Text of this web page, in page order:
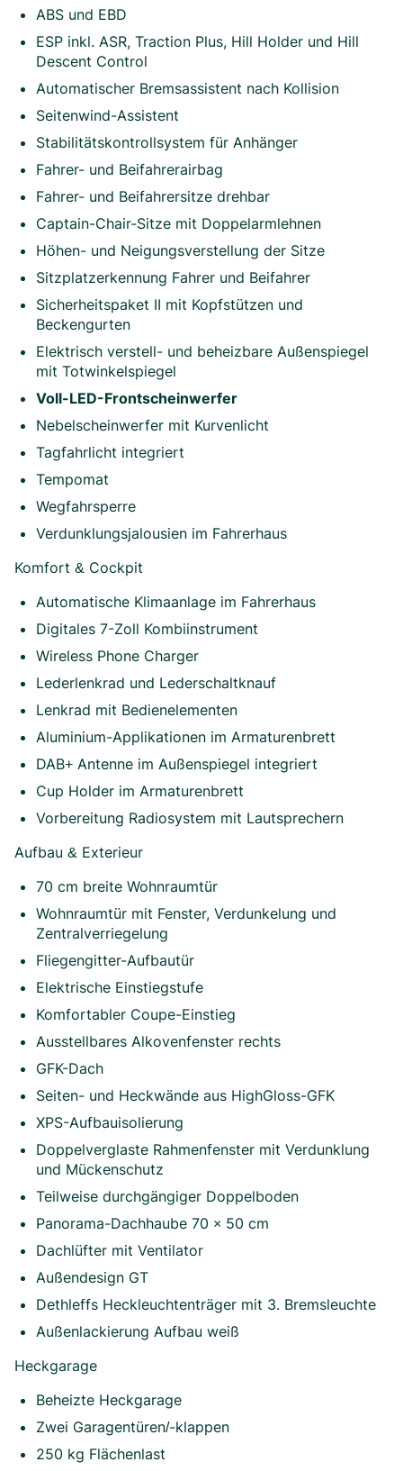
ABS und EBD
ESP inkl. ASR, Traction Plus, Hill Holder und Hill
Descent Control
Automatischer Bremsassistent nach Kollision
Seitenwind-Assistent
Stabilitätskontrollsystem für Anhänger
Fahrer- und Beifahrerairbag
Fahrer- und Beifahrersitze drehbar
Captain-Chair-Sitze mit Doppelarmlehnen
Höhen- und Neigungsverstellung der Sitze
Sitzplatzerkennung Fahrer und Beifahrer
Sicherheitspaket II mit Kopfstützen und
Beckengurten
Elektrisch verstell- und beheizbare Außenspiegel
mit Totwinkelspiegel
Voll-LED-Frontscheinwerfer
Nebelscheinwerfer mit Kurvenlicht
Tagfahrlicht integriert
Tempomat
Wegfahrsperre
Verdunklungsjalousien im Fahrerhaus
Komfort & Cockpit
Automatische Klimaanlage im Fahrerhaus
Digitales 7-Zoll Kombiinstrument
Wireless Phone Charger
Lederlenkrad und Lederschaltknauf
Lenkrad mit Bedienelementen
Aluminium-Applikationen im Armaturenbrett
DAB+ Antenne im Außenspiegel integriert
Cup Holder im Armaturenbrett
Vorbereitung Radiosystem mit Lautsprechern
Aufbau & Exterieur
70 cm breite Wohnraumtür
Wohnraumtür mit Fenster, Verdunkelung und
Zentralverriegelung
Fliegengitter-Aufbautür
Elektrische Einstiegstufe
Komfortabler Coupe-Einstieg
Ausstellbares Alkovenfenster rechts
GFK-Dach
Seiten- und Heckwände aus HighGloss-GFK
XPS-Aufbauisolierung
Doppelverglaste Rahmenfenster mit Verdunklung
und Mückenschutz
Teilweise durchgängiger Doppelboden
Panorama-Dachhaube 70 × 50 cm
Dachlüfter mit Ventilator
Außendesign GT
Dethleffs Heckleuchtenträger mit 3. Bremsleuchte
Außenlackierung Aufbau weiß
Heckgarage
Beheizte Heckgarage
Zwei Garagentüren/-klappen
250 kg Flächenlast